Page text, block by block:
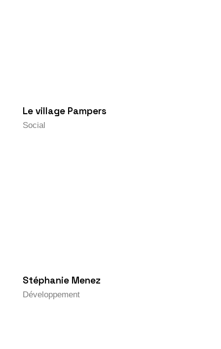
Le village Pampers
Social
Stéphanie Menez
Développement